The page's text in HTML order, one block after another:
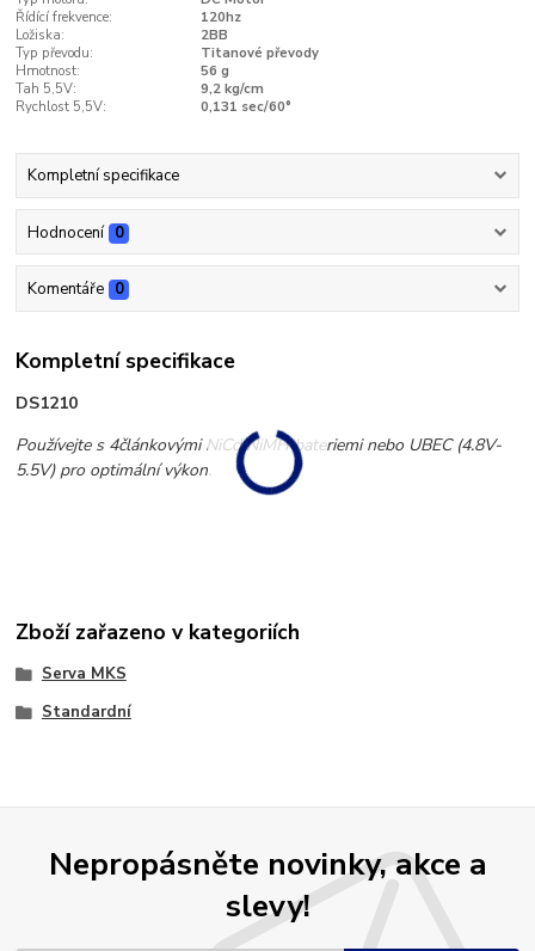
Řídící frekvence:
120hz
Ložiska:
2BB
Typ převodu:
Titanové převody
Hmotnost:
56 g
Tah 5,5V:
9,2 kg/cm
Rychlost 5,5V:
0,131 sec/60°
Kompletní specifikace
Hodnocení 0
Komentáře 0
Kompletní specifikace
DS1210
Používejte s 4článkovými NiCd/NiMH bateriemi nebo UBEC (4.8V-
5.5V) pro optimální výkon.
Zboží zařazeno v kategoriích
Serva MKS
Standardní
Nepropásněte novinky, akce a
slevy!